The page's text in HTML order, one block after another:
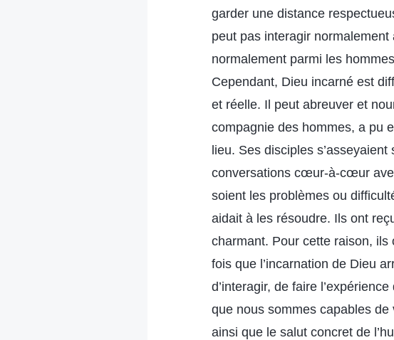
garder une distance
peut pas interagir
normalement parmi les
Cependant, Dieu incarné est
et réelle. Il peut abreuver et
compagnie des hommes, a pu
lieu. Ses disciples
conversations cœur-à-cœur
soient les problèmes ou
aidait à les résoudre. Ils ont
charmant. Pour cette raison, ils
fois que l’incarnation de Dieu
d’interagir, de faire
que nous sommes capables
ainsi que le salut concret de